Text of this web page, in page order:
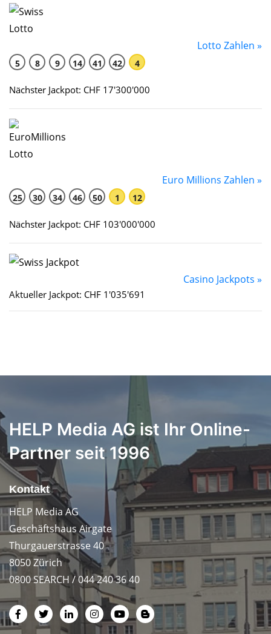
Lotto Zahlen »
5 8 9 14 41 42 4
Nächster Jackpot: CHF 17'300'000
Euro Millions Zahlen »
25 30 34 46 50 1 12
Nächster Jackpot: CHF 103'000'000
Casino Jackpots »
Aktueller Jackpot: CHF 1'035'691
HELP Media AG ist Ihr Online-
Partner seit 1996
Kontakt
HELP Media AG
Geschäftshaus Airgate
Thurgauerstrasse 40
8050 Zürich
0800 SEARCH / 044 240 36 40